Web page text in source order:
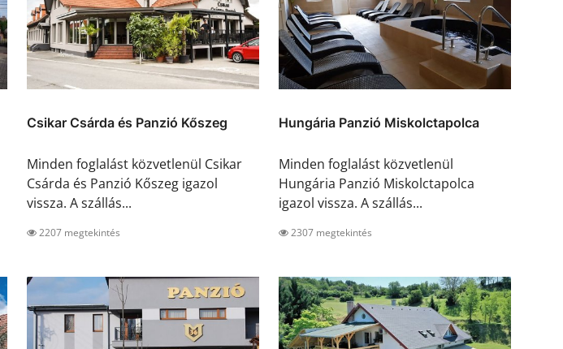
Csikar Csárda és Panzió Kőszeg
Minden foglalást közvetlenül Csikar
Csárda és Panzió Kőszeg igazol
vissza. A szállás...
2207 megtekintés
Hungária Panzió Miskolctapolca
Minden foglalást közvetlenül
Hungária Panzió Miskolctapolca
igazol vissza. A szállás...
2307 megtekintés